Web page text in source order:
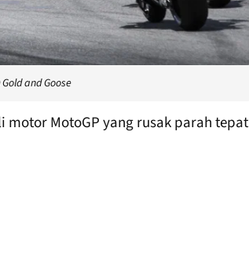
and Goose
MotoGP yang rusak parah tepat